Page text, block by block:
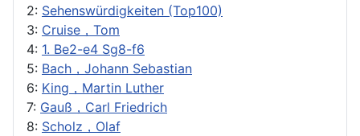
2: Sehenswürdigkeiten (Top100)
3: Cruise，Tom
4: 1. Be2-e4 Sg8-f6
5: Bach，Johann Sebastian
6: King，Martin Luther
7: Gauß，Carl Friedrich
8: Scholz，Olaf